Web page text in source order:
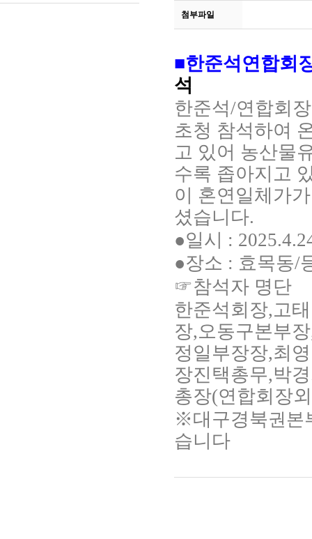
첨부파일
■한준석연합회
석
한준석/연합회
초청 참석하여
고 있어 농산물
수록 좁아지고
이 혼연일체가
셨습니다.
●일시 :
●장소 : 효목동/
☞참석자 명단
한준석회장,고
장,오동구본부
정일부장장,최
장진택총무,박
총장(연합회장
※대구경북권본
습니다